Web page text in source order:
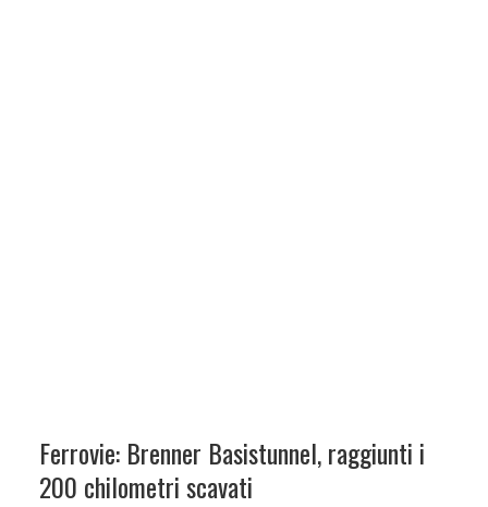
Ferrovie: Brenner Basistunnel, raggiunti i
200 chilometri scavati